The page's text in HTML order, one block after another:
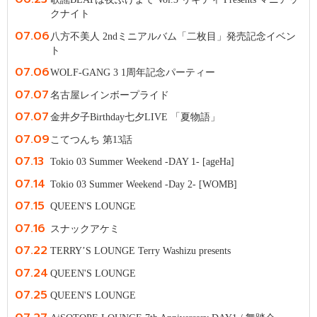
クナイト
07.06 八方不美人 2ndミニアルバム「二枚目」発売記念イベン
ト
07.06WOLF-GANG 3 1周年記念パーティー
07.07名古屋レインボープライド
07.07金井夕子Birthday七夕LIVE 「夏物語」
07.09 こてつんち 第13話
07.13 Tokio 03 Summer Weekend -DAY 1- [ageHa]
07.14 Tokio 03 Summer Weekend -Day 2- [WOMB]
07.15 QUEEN'S LOUNGE
07.16 スナックアケミ
07.22 TERRY’S LOUNGE Terry Washizu presents
07.24 QUEEN'S LOUNGE
07.25 QUEEN'S LOUNGE